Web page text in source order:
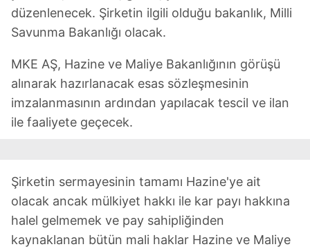
düzenlenecek. Şirketin ilgili olduğu bakanlık, Milli
Savunma Bakanlığı olacak.
MKE AŞ, Hazine ve Maliye Bakanlığının görüşü
alınarak hazırlanacak esas sözleşmesinin
imzalanmasının ardından yapılacak tescil ve ilan
ile faaliyete geçecek.
Şirketin sermayesinin tamamı Hazine'ye ait
olacak ancak mülkiyet hakkı ile kar payı hakkına
halel gelmemek ve pay sahipliğinden
kaynaklanan bütün mali haklar Hazine ve Maliye